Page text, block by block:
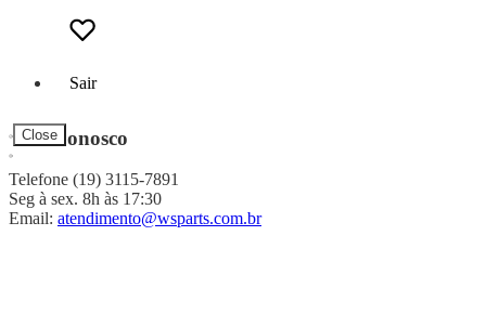
Sair
Close
Fale Conosco
Telefone (19) 3115-7891
Seg à sex. 8h às 17:30
Email: atendimento@wsparts.com.br